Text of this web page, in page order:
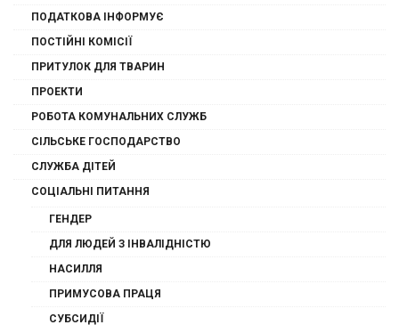
ПОДАТКОВА ІНФОРМУЄ
ПОСТІЙНІ КОМІСІЇ
ПРИТУЛОК ДЛЯ ТВАРИН
ПРОЕКТИ
РОБОТА КОМУНАЛЬНИХ СЛУЖБ
СІЛЬСЬКЕ ГОСПОДАРСТВО
СЛУЖБА ДІТЕЙ
СОЦІАЛЬНІ ПИТАННЯ
ГЕНДЕР
ДЛЯ ЛЮДЕЙ З ІНВАЛІДНІСТЮ
НАСИЛЛЯ
ПРИМУСОВА ПРАЦЯ
СУБСИДІЇ